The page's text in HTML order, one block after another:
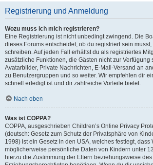
Registrierung und Anmeldung
Wozu muss ich mich registrieren?
Eine Registrierung ist nicht unbedingt zwingend. Die
dieses Forums entscheidet, ob du registriert sein
schreiben. Auf jeden Fall erhältst du als registriertes
zusätzliche Funktionen, die Gästen nicht zur Verfügung
Avatarbilder, Private Nachrichten, E-Mail-Versand an
zu Benutzergruppen und so weiter. Wir empfehlen dir
schnell erledigt ist und dir zahlreiche Vorteile bietet.
Nach oben
Was ist COPPA?
COPPA, ausgeschrieben Children’s Online Privacy
(deutsch: Gesetz zum Schutz der Privatsphäre von
1998) ist ein Gesetz in den USA, welches festlegt, dass
möglicherweise persönliche Daten von Kindern unter
hierzu die Zustimmung der Eltern beziehungsweise